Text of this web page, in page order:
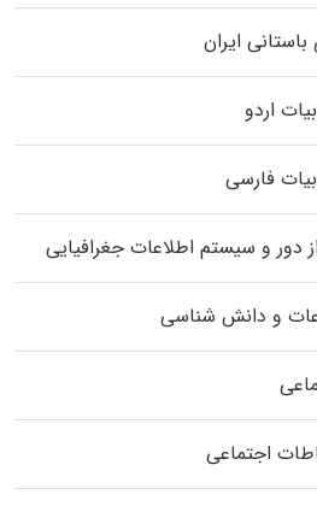
ایران
اردو
فارسی
و سیستم اطلاعات جغرافیایی
و دانش شناسی
اجتماعی